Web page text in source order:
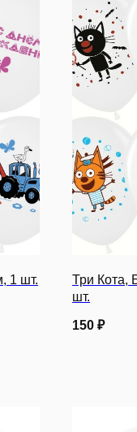
1 шт.
Три Кота,
шт.
150 ₽